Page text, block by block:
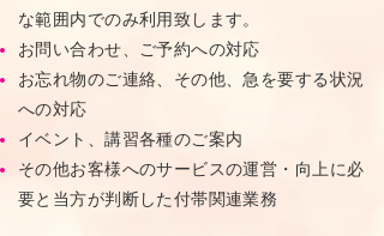
な範囲内でのみ利用致します。
お問い合わせ、ご予約への対応
お忘れ物のご連絡、その他、急を要する状況
への対応
イベント、講習各種のご案内
その他お客様へのサービスの運営・向上に必
要と当方が判断した付帯関連業務